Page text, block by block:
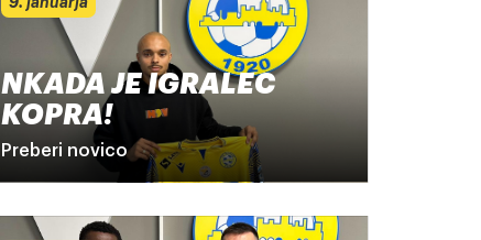
NKADA JE IGRALEC
KOPRA!
Preberi novico